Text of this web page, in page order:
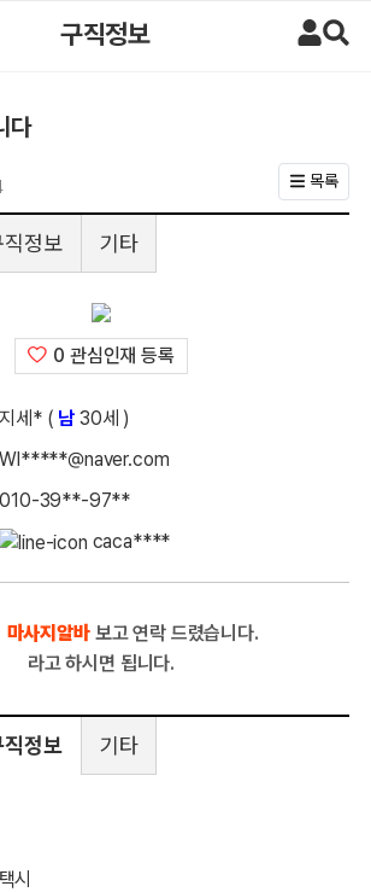
구직정보
다
업데이트일 목록
직정보 기타
0 관심인재 등록
지세* ( 남 30세 )
Wl*****@naver.com
010-39**-97**
caca****
마사지알바보고 연락 드렸습니다.
라고 하시면 됩니다.
직정보 기타
시